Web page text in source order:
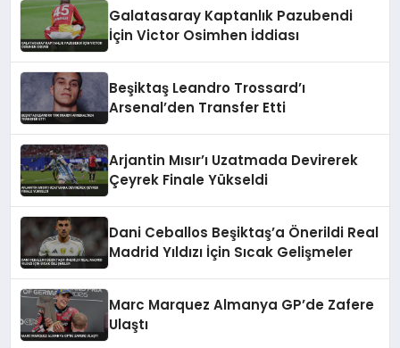
Galatasaray Kaptanlık Pazubendi
İçin Victor Osimhen İddiası
Beşiktaş Leandro Trossard’ı
Arsenal’den Transfer Etti
Arjantin Mısır’ı Uzatmada Devirerek
Çeyrek Finale Yükseldi
Dani Ceballos Beşiktaş’a Önerildi Real
Madrid Yıldızı İçin Sıcak Gelişmeler
Marc Marquez Almanya GP’de Zafere
Ulaştı